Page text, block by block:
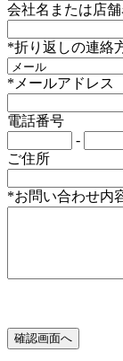
会社名または店舗
*折り返しの連絡
*メールアドレス
電話番号
-
ご住所
*お問い合わせ内